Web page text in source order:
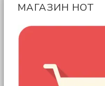
МАГАЗИН НОТ